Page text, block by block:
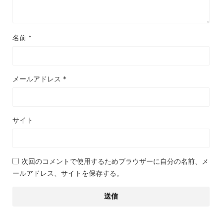
名前 *
メールアドレス *
サイト
次回のコメントで使用するためブラウザーに自分の名前、メ
ールアドレス、サイトを保存する。